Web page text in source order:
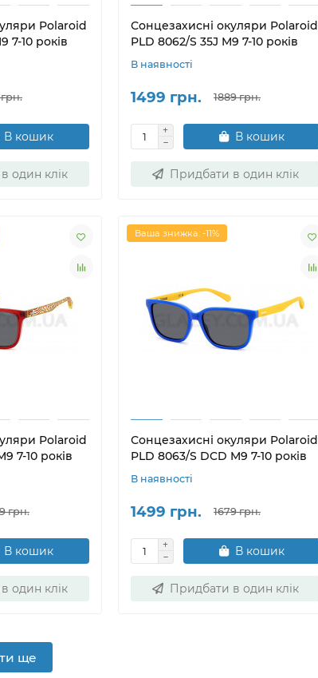
Polaroid
7-10 років
В кошик
один клік
Сонцезахисні окуляри Polaroid
PLD 8062/S 35J M9 7-10 років
В наявності
1499 грн. 1889 грн.
В кошик
Придбати в один клік
Polaroid
7-10 років
грн.
В кошик
один клік
Ваша знижка: -11%
Сонцезахисні окуляри Polaroid
PLD 8063/S DCD M9 7-10 років
В наявності
1499 грн. 1679 грн.
В кошик
Придбати в один клік
ще